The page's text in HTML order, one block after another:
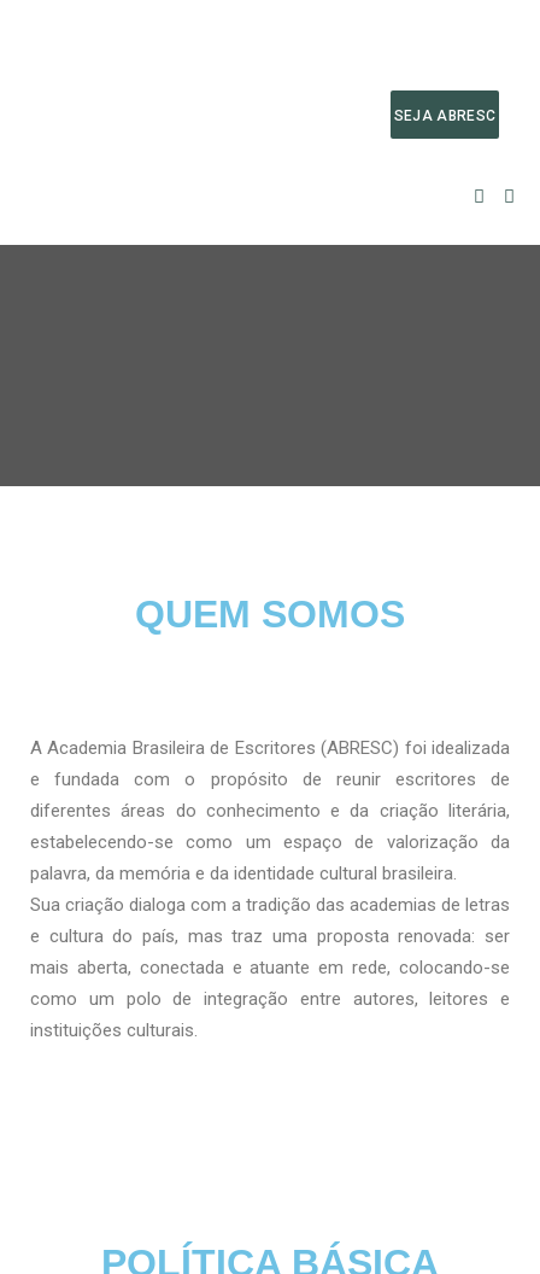
SEJA ABRESC
QUEM SOMOS
A Academia Brasileira de Escritores (ABRESC) foi idealizada
e fundada com o propósito de reunir escritores de
diferentes áreas do conhecimento e da criação literária,
estabelecendo-se como um espaço de valorização da
palavra, da memória e da identidade cultural brasileira.
Sua criação dialoga com a tradição das academias de letras
e cultura do país, mas traz uma proposta renovada: ser
mais aberta, conectada e atuante em rede, colocando-se
como um polo de integração entre autores, leitores e
instituições culturais.
POLÍTICA BÁSICA